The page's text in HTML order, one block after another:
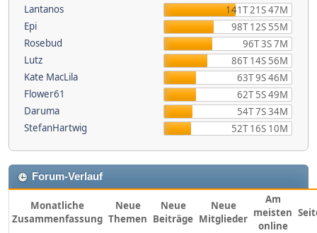
Lantanos
141T 21S 47M
Epi
98T 12S 55M
Rosebud
96T 3S 7M
Lutz
86T 14S 56M
Kate MacLila
63T 9S 46M
Flower61
62T 5S 49M
Daruma
54T 7S 34M
StefanHartwig
52T 16S 10M
Forum-Verlauf
Monatliche
Zusammenfassung
Neue
Themen
Neue
Beiträge
Neue
Mitglieder
Am
meisten
online